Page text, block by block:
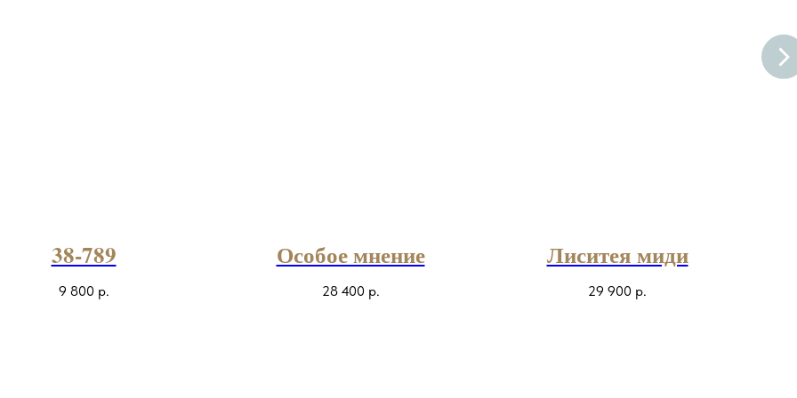
38-789
9 800 р.
Особое мнение
28 400 р.
Лиситея миди
29 900 р.